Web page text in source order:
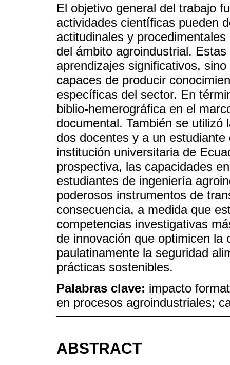
El objetivo general del trabajo
actividades científicas pueden
actitudinales y
del ámbito agroindustrial.
aprendizajes significativos,
capaces de producir
específicas del sector. En
biblio-hemerográfica en el
documental. También se
dos docentes y a un
institución universitaria de
prospectiva, las capacidades
estudiantes de ingeniería
poderosos instrumentos de
consecuencia, a medida que
competencias investigativas
de innovación que optimicen la
paulatinamente la seguridad
prácticas sostenibles.
Palabras clave: impacto
en procesos agroindustriales;
ABSTRACT